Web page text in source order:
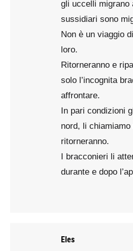
gli uccelli migrano
sussidiari sono
Non è un viaggio
loro.
Ritorneranno e
solo l’incognita
affrontare.
In pari condizioni
nord, li
ritorneranno.
I bracconieri li
durante e dopo
Eles